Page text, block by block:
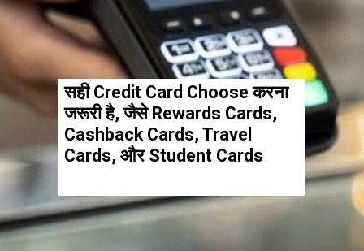
सही Credit Card Choose करना
जरूरी है, जैसे Rewards Cards,
Cashback Cards, Travel
Cards, और Student Cards